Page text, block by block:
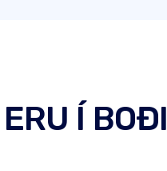
Í BOÐI